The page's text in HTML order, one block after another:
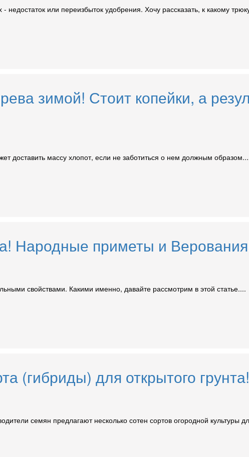
или переизбыток удобрения. Хочу рассказать, к какому
зимой! Стоит копейки, а
доставить массу хлопот, если не заботиться о нем должным
Народные приметы и
свойствами. Какими именно, давайте рассмотрим в этой статье....
(гибриды) для открытого грунта!
семян предлагают несколько сотен сортов огородной